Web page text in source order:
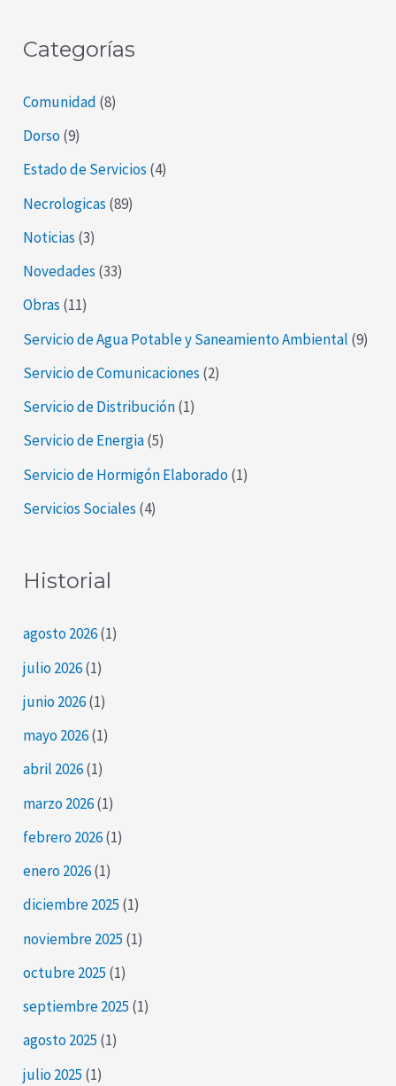
Categorías
Comunidad (8)
Dorso(9)
Estado de Servicios (4)
Necrologicas (89)
Noticias (3)
Novedades (33)
Obras (11)
Servicio de Agua Potable y Saneamiento Ambiental (9)
Servicio de Comunicaciones (2)
Servicio de Distribución(1)
Servicio de Energia(5)
Servicio de Hormigón Elaborado(1)
Servicios Sociales (4)
Historial
agosto 2026(1)
julio 2026(1)
junio 2026(1)
mayo 2026(1)
abril 2026(1)
marzo 2026(1)
febrero 2026(1)
enero 2026(1)
diciembre 2025 (1)
noviembre 2025 (1)
octubre 2025 (1)
septiembre 2025 (1)
agosto 2025 (1)
julio 2025 (1)